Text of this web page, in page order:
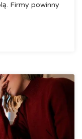
Firmy powinny